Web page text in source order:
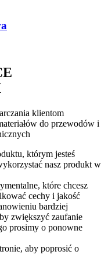
klientom
do przewodów i
którym jesteś
nasz produkt w
które chcesz
cechy i jakość
bardziej
zwiększyć zaufanie
prosimy o ponowne
aby poprosić o